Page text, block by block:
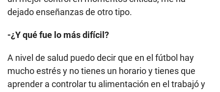
dejado enseñanzas de otro tipo.
-¿Y qué fue lo más difícil?
A nivel de salud puedo decir que en el fútbol hay
mucho estrés y no tienes un horario y tienes que
aprender a controlar tu alimentación en el trabajó y